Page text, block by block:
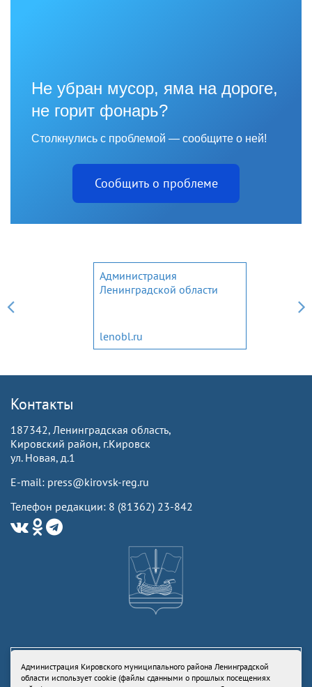
Не убран мусор, яма на дороге,
не горит фонарь?
Столкнулись с проблемой — сообщите о ней!
Сообщить о проблеме
Администрация
Ленинградской области
lenobl.ru
Контакты
187342, Ленинградская область,
Кировский район, г.Кировск
ул. Новая, д.1
E-mail: press@kirovsk-reg.ru
Телефон редакции: 8 (81362) 23-842
Администрация Кировского муниципального района Ленинградской
области использует cookie (файлы сданными о прошлых посещениях